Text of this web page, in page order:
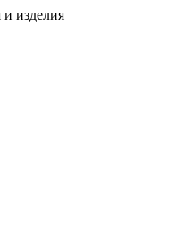
изделия